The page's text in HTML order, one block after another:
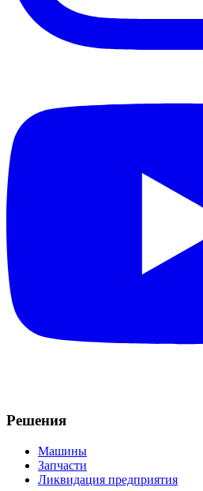
Решения
Машины
Запчасти
Ликвидация предприятия